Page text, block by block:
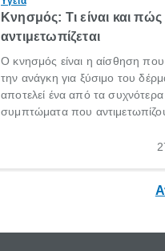
Κνησμός: Τι είναι και πώς
αντιμετωπίζεται
Ο κνησμός είναι η αίσθηση
την ανάγκη για ξύσιμο του
αποτελεί ένα από τα συχνότερα
συμπτώματα που
πληροφορίες για το «κνησμός